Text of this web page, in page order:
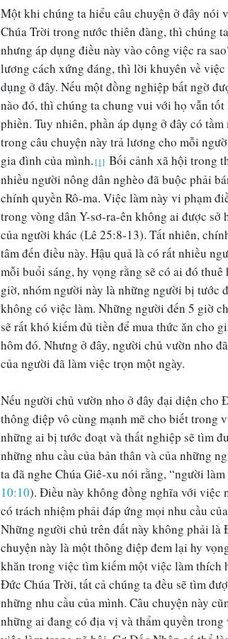
Một khi chúng ta hiểu câu chuyện ở đây nói
Chúa Trời trong nước thiên đàng, thì chúng
nhưng áp dụng điều này vào công việc ra
lương cách xứng đáng, thì lời khuyên về
dụng ở đây. Nếu một đồng nghiệp bất ngờ
nào đó, thì chúng ta chung vui với họ vẫn
phiền. Tuy nhiên, phần áp dụng ở đây có
trong câu chuyện này trả lương cho mỗi
gia đình của mình. [1] Bối cảnh xã hội trong
nhiều người nông dân nghèo đã buộc phải
chính quyền Rô-ma. Việc làm này vi phạm
trong vòng dân Y-sơ-ra-ên không ai được sở
của người khác (Lê 25:8-13). Tất nhiên,
tâm đến điều này. Hậu quả là có rất nhiều
mỗi buổi sáng, hy vọng rằng sẽ có ai đó
giờ, nhóm người này là những người bị tước
không có việc làm. Những người đến 5 giờ
sẽ rất khó kiếm đủ tiền để mua thức ăn cho
hôm đó. Nhưng ở đây, người chủ vườn nho
của người đã làm việc trọn một ngày.
Nếu người chủ vườn nho ở đây đại diện cho
thông điệp vô cùng mạnh mẽ cho biết trong
những ai bị tước đoạt và thất nghiệp sẽ tìm
những nhu cầu của bản thân và của những
ta đã nghe Chúa Giê-xu nói rằng, “người
10:10). Điều này không đồng nghĩa với việc
có trách nhiệm phải đáp ứng mọi nhu cầu
Những người chủ trên đất này không phải là
chuyện này là một thông điệp đem lại hy
khăn trong việc tìm kiếm một việc làm thích
Đức Chúa Trời, tất cả chúng ta đều sẽ tìm
những nhu cầu của mình. Câu chuyện này
những ai đang có địa vị và thẩm quyền